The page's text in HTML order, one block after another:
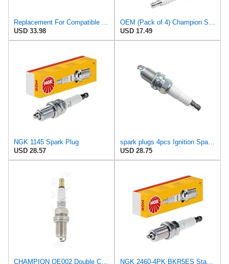
USD 33.98
USD 17.49
NGK 1145 Spark Plug
USD 28.57
USD 28.75
CHAMPION OE002 Double Copper Spark Plug, Set of 10